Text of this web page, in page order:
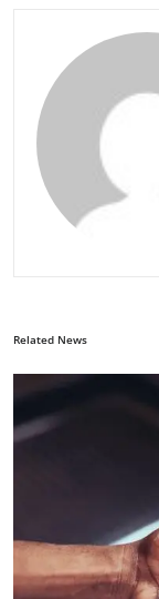
Related News